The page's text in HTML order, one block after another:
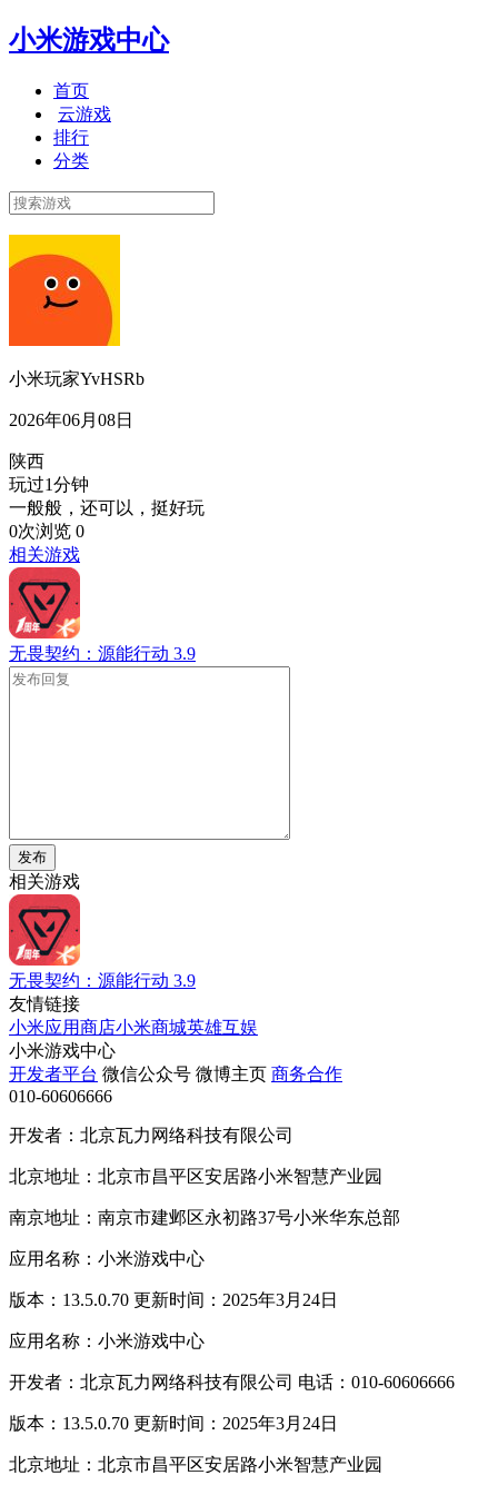
小米游戏中心
首页
云游戏
排行
分类
小米玩家YvHSRb
2026年06月08日
陕西
玩过1分钟
一般般，还可以，挺好玩
0次浏览 0
相关游戏
无畏契约：源能行动 3.9
发布
相关游戏
无畏契约：源能行动 3.9
友情链接
小米应用商店小米商城英雄互娱
小米游戏中心
开发者平台 微信公众号 微博主页 商务合作
010-60606666
开发者：北京瓦力网络科技有限公司
北京地址：北京市昌平区安居路小米智慧产业园
南京地址：南京市建邺区永初路37号小米华东总部
应用名称：小米游戏中心
版本：13.5.0.70 更新时间：2025年3月24日
应用名称：小米游戏中心
开发者：北京瓦力网络科技有限公司 电话：010-60606666
版本：13.5.0.70 更新时间：2025年3月24日
北京地址：北京市昌平区安居路小米智慧产业园